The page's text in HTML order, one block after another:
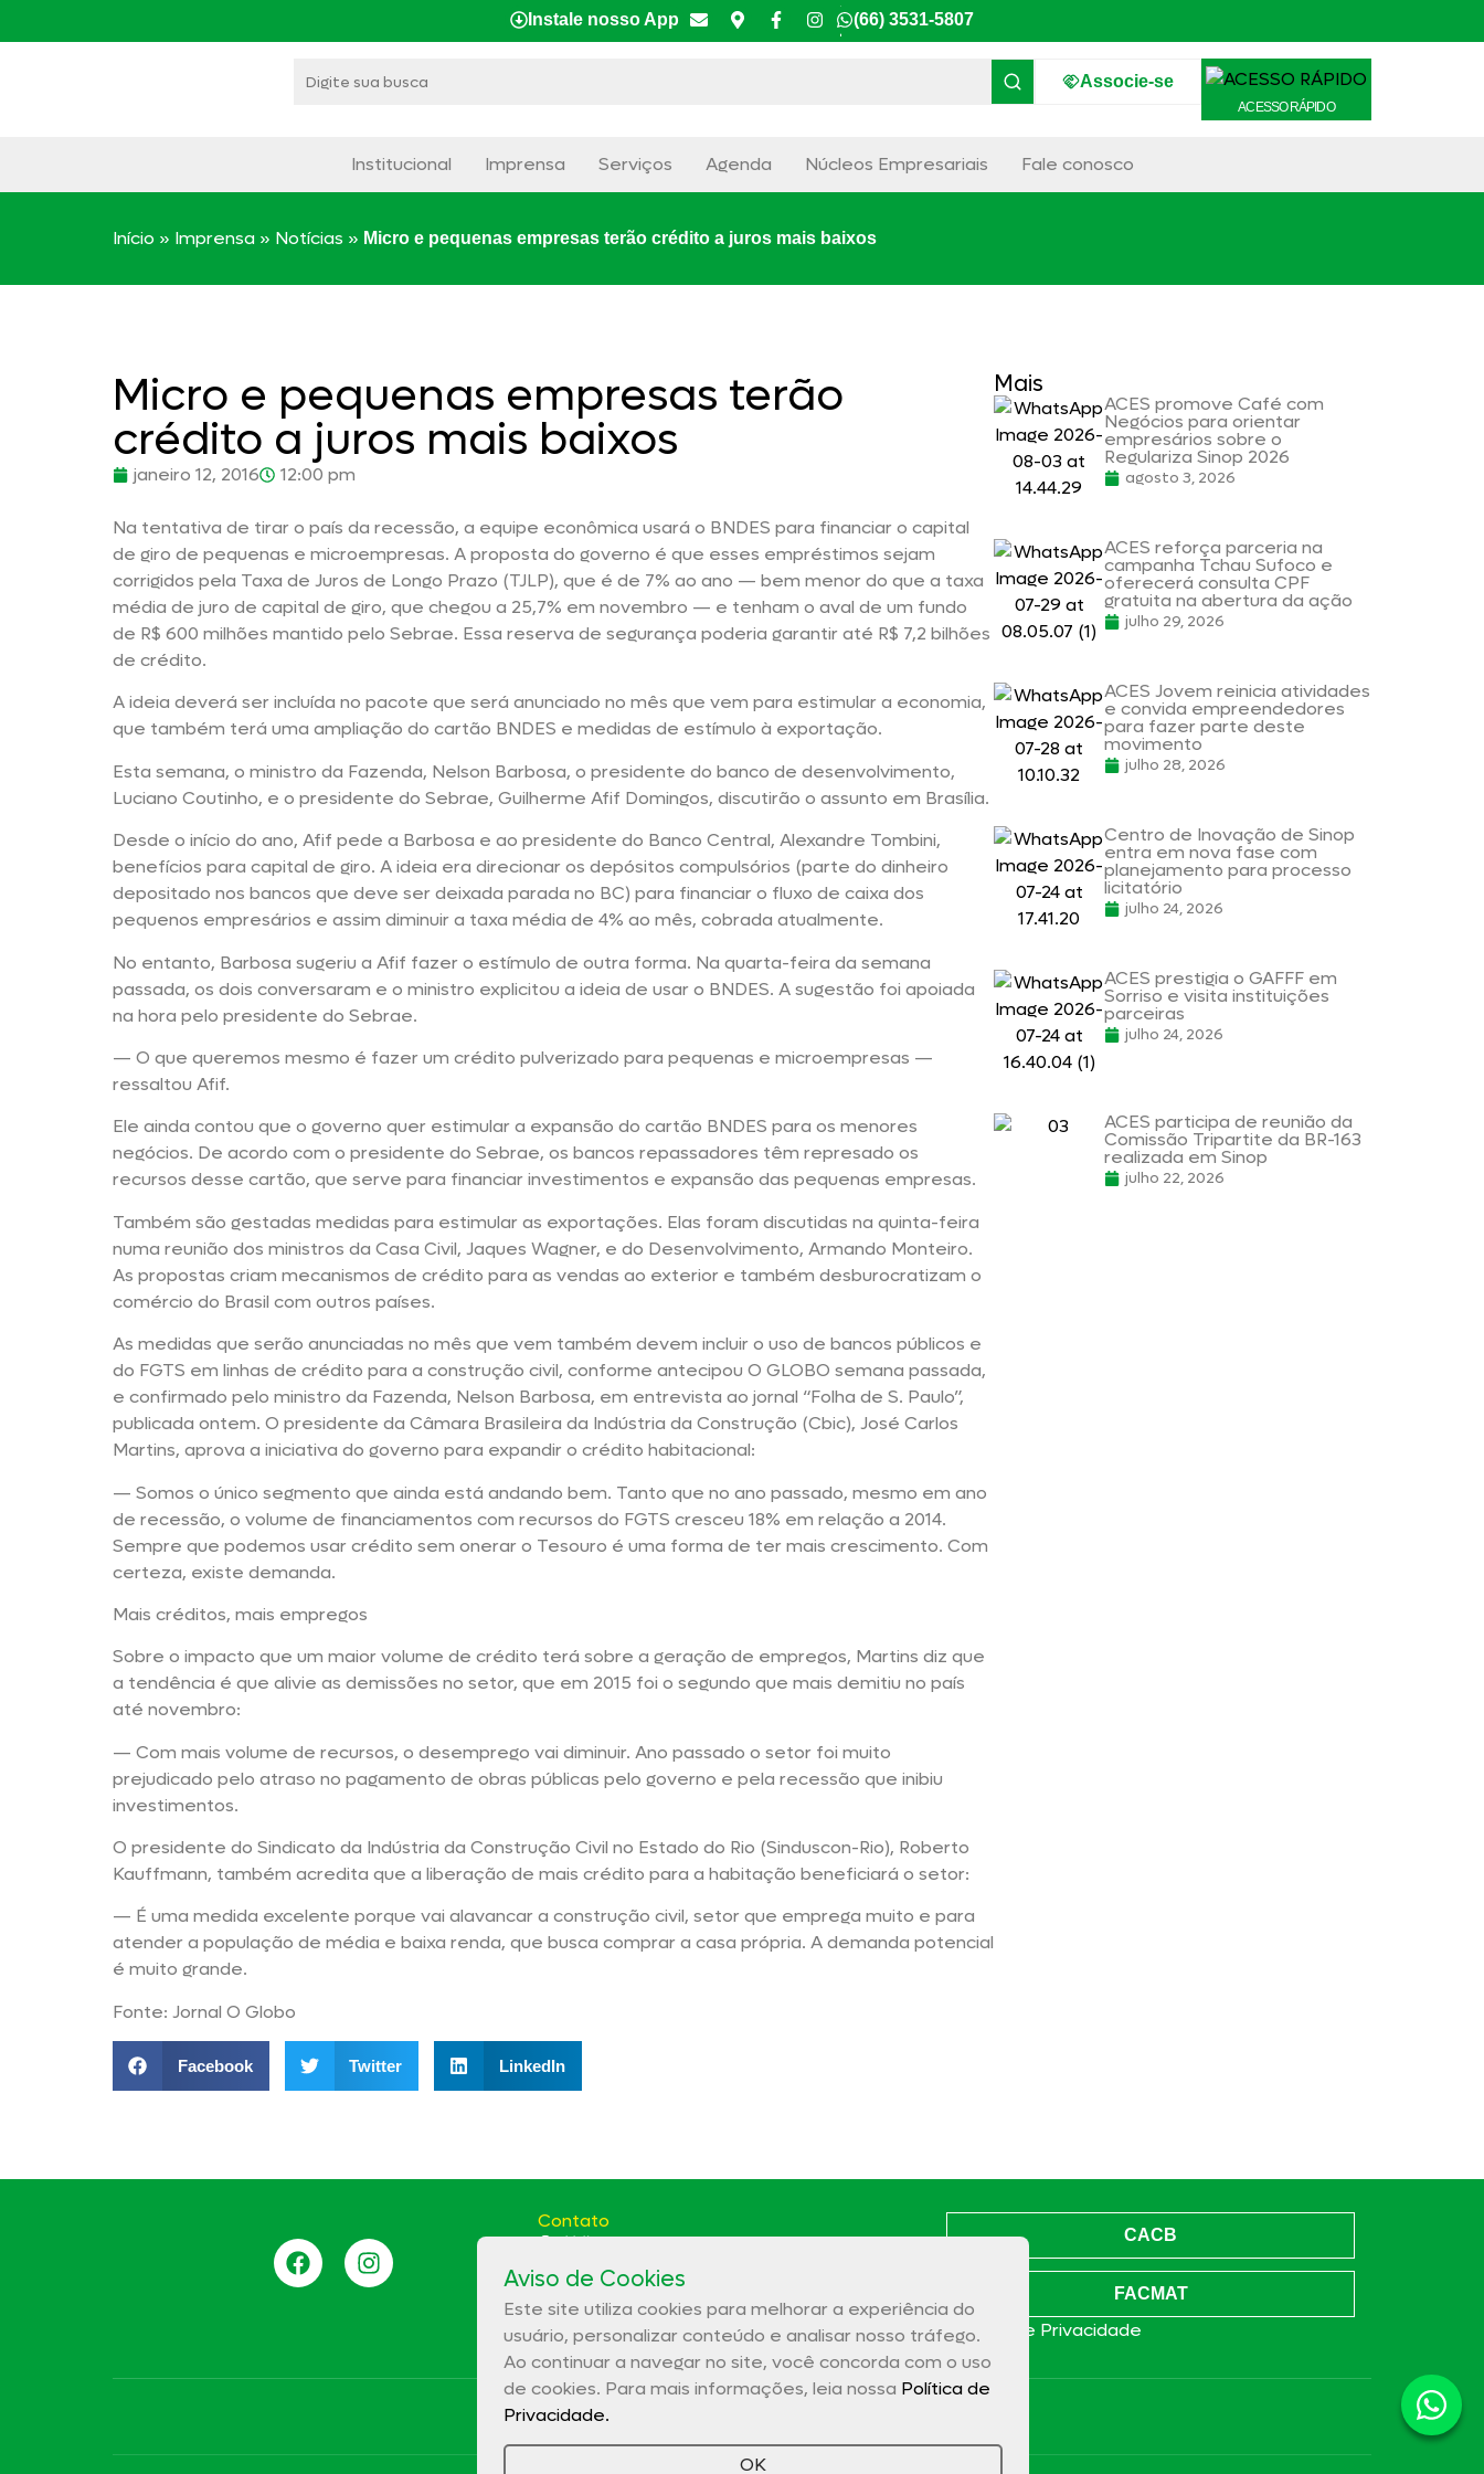
Instale nosso App (66) 3531-5807
Associe-se
ACESSO RÁPIDO
Institucional Imprensa Serviços Agenda Núcleos Empresariais Fale conosco
Início » Imprensa » Notícias » Micro e pequenas empresas terão crédito a juros mais baixos
Micro e pequenas empresas terão
crédito a juros mais baixos
janeiro 12, 2016 12:00 pm
Na tentativa de tirar o país da recessão, a equipe econômica usará o BNDES para financiar o capital
de giro de pequenas e microempresas. A proposta do governo é que esses empréstimos sejam
corrigidos pela Taxa de Juros de Longo Prazo (TJLP), que é de 7% ao ano — bem menor do que a taxa
média de juro de capital de giro, que chegou a 25,7% em novembro — e tenham o aval de um fundo
de R$ 600 milhões mantido pelo Sebrae. Essa reserva de segurança poderia garantir até R$ 7,2 bilhões
de crédito.
A ideia deverá ser incluída no pacote que será anunciado no mês que vem para estimular a economia,
que também terá uma ampliação do cartão BNDES e medidas de estímulo à exportação.
Esta semana, o ministro da Fazenda, Nelson Barbosa, o presidente do banco de desenvolvimento,
Luciano Coutinho, e o presidente do Sebrae, Guilherme Afif Domingos, discutirão o assunto em Brasília.
Desde o início do ano, Afif pede a Barbosa e ao presidente do Banco Central, Alexandre Tombini,
benefícios para capital de giro. A ideia era direcionar os depósitos compulsórios (parte do dinheiro
depositado nos bancos que deve ser deixada parada no BC) para financiar o fluxo de caixa dos
pequenos empresários e assim diminuir a taxa média de 4% ao mês, cobrada atualmente.
No entanto, Barbosa sugeriu a Afif fazer o estímulo de outra forma. Na quarta-feira da semana
passada, os dois conversaram e o ministro explicitou a ideia de usar o BNDES. A sugestão foi apoiada
na hora pelo presidente do Sebrae.
— O que queremos mesmo é fazer um crédito pulverizado para pequenas e microempresas —
ressaltou Afif.
Ele ainda contou que o governo quer estimular a expansão do cartão BNDES para os menores
negócios. De acordo com o presidente do Sebrae, os bancos repassadores têm represado os
recursos desse cartão, que serve para financiar investimentos e expansão das pequenas empresas.
Também são gestadas medidas para estimular as exportações. Elas foram discutidas na quinta-feira
numa reunião dos ministros da Casa Civil, Jaques Wagner, e do Desenvolvimento, Armando Monteiro.
As propostas criam mecanismos de crédito para as vendas ao exterior e também desburocratizam o
comércio do Brasil com outros países.
As medidas que serão anunciadas no mês que vem também devem incluir o uso de bancos públicos e
do FGTS em linhas de crédito para a construção civil, conforme antecipou O GLOBO semana passada,
e confirmado pelo ministro da Fazenda, Nelson Barbosa, em entrevista ao jornal “Folha de S. Paulo”,
publicada ontem. O presidente da Câmara Brasileira da Indústria da Construção (Cbic), José Carlos
Martins, aprova a iniciativa do governo para expandir o crédito habitacional:
— Somos o único segmento que ainda está andando bem. Tanto que no ano passado, mesmo em ano
de recessão, o volume de financiamentos com recursos do FGTS cresceu 18% em relação a 2014.
Sempre que podemos usar crédito sem onerar o Tesouro é uma forma de ter mais crescimento. Com
certeza, existe demanda.
Mais créditos, mais empregos
Sobre o impacto que um maior volume de crédito terá sobre a geração de empregos, Martins diz que
a tendência é que alivie as demissões no setor, que em 2015 foi o segundo que mais demitiu no país
até novembro:
— Com mais volume de recursos, o desemprego vai diminuir. Ano passado o setor foi muito
prejudicado pelo atraso no pagamento de obras públicas pelo governo e pela recessão que inibiu
investimentos.
O presidente do Sindicato da Indústria da Construção Civil no Estado do Rio (Sinduscon-Rio), Roberto
Kauffmann, também acredita que a liberação de mais crédito para a habitação beneficiará o setor:
— É uma medida excelente porque vai alavancar a construção civil, setor que emprega muito e para
atender a população de média e baixa renda, que busca comprar a casa própria. A demanda potencial
é muito grande.
Fonte: Jornal O Globo
Facebook Twitter LinkedIn
Mais
ACES promove Café com
Negócios para orientar
empresários sobre o
Regulariza Sinop 2026
agosto 3, 2026
ACES reforça parceria na
campanha Tchau Sufoco e
oferecerá consulta CPF
gratuita na abertura da ação
julho 29, 2026
ACES Jovem reinicia atividades
e convida empreendedores
para fazer parte deste
movimento
julho 28, 2026
Centro de Inovação de Sinop
entra em nova fase com
planejamento para processo
licitatório
julho 24, 2026
ACES prestigia o GAFFF em
Sorriso e visita instituições
parceiras
julho 24, 2026
ACES participa de reunião da
Comissão Tripartite da BR-163
realizada em Sinop
julho 22, 2026
Contato
(66) 3531-5807
Av. das Itaúbas, 2331 St. Comercial Sinop - MT CEP:
78556-100
aces@aces.org.br
CACB
FACMAT
Política de Privacidade
Associação Comercial e Empresarial de Sinop – ACES
32.944.910/0001-19
Aviso de Cookies
Este site utiliza cookies para melhorar a experiência do
usuário, personalizar conteúdo e analisar nosso tráfego.
Ao continuar a navegar no site, você concorda com o uso
de cookies. Para mais informações, leia nossa Política de
Privacidade.
OK